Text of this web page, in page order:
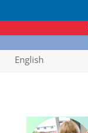
English